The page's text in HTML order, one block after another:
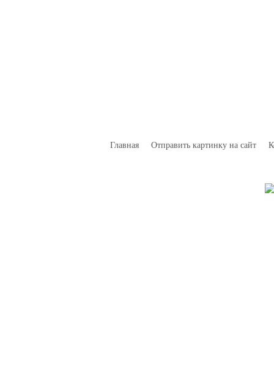
Главная Отправить картинку на сайт